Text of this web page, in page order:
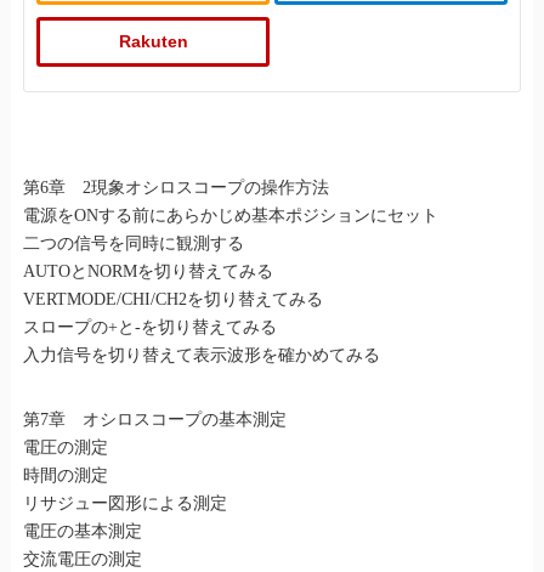
Rakuten
第6章 2現象オシロスコープの操作方法
電源をONする前にあらかじめ基本ポジションにセット
二つの信号を同時に観測する
AUTOとNORMを切り替えてみる
VERTMODE/CHI/CH2を切り替えてみる
スロープの+と-を切り替えてみる
入力信号を切り替えて表示波形を確かめてみる
第7章 オシロスコープの基本測定
電圧の測定
時間の測定
リサジュー図形による測定
電圧の基本測定
交流電圧の測定